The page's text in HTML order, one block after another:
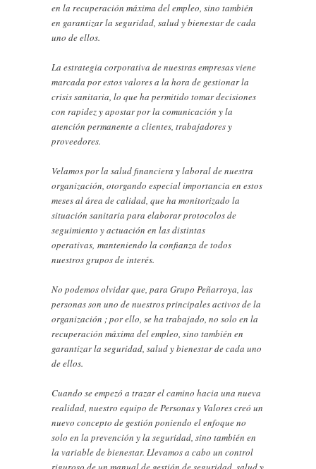
en la recuperación máxima del empleo, sino también
en garantizar la seguridad, salud y bienestar de cada
uno de ellos.
La estrategia corporativa de nuestras empresas viene
marcada por estos valores a la hora de gestionar la
crisis sanitaria, lo que ha permitido tomar decisiones
con rapidez y apostar por la comunicación y la
atención permanente a clientes, trabajadores y
proveedores.
Velamos por la salud financiera y laboral de nuestra
organización, otorgando especial importancia en estos
meses al área de calidad, que ha monitorizado la
situación sanitaria para elaborar protocolos de
seguimiento y actuación en las distintas
operativas, manteniendo la confianza de todos
nuestros grupos de interés.
No podemos olvidar que, para Grupo Peñarroya, las
personas son uno de nuestros principales activos de la
organización ; por ello, se ha trabajado, no solo en la
recuperación máxima del empleo, sino también en
garantizar la seguridad, salud y bienestar de cada uno
de ellos.
Cuando se empezó a trazar el camino hacia una nueva
realidad, nuestro equipo de Personas y Valores creó un
nuevo concepto de gestión poniendo el enfoque no
solo en la prevención y la seguridad, sino también en
la variable de bienestar. Llevamos a cabo un control